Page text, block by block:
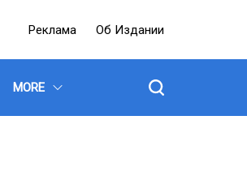
Реклама Об Издании
MORE